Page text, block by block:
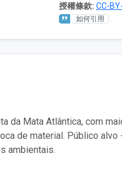
授權條款: CC-
如何引用
da Mata Atlântica, com
de material. Público
ambientais.